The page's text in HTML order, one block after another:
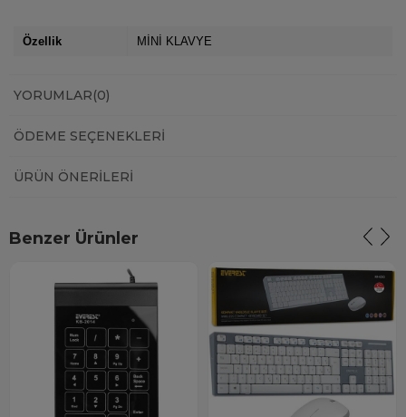
Özellik MİNİ KLAVYE
YORUMLAR(0)
ÖDEME SEÇENEKLERI
ÜRÜN ÖNERILERI
Benzer Ürünler